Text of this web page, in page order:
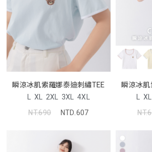
瞬涼冰肌索羅娜泰迪刺繡TEE
L XL 2XL 3XL 4XL
NT.690
NTD.607
瞬涼冰
L XL